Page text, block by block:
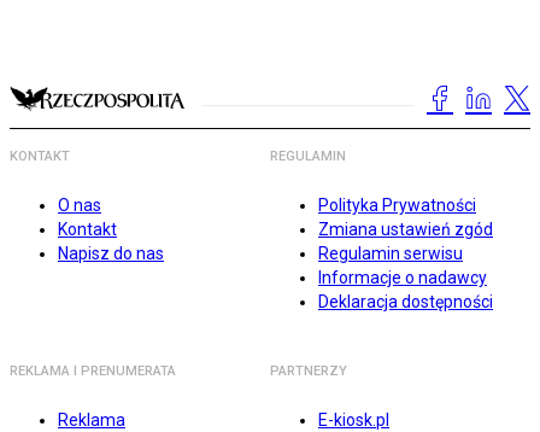
KONTAKT
O nas
Kontakt
Napisz do nas
REGULAMIN
Polityka Prywatności
Zmiana ustawień zgód
Regulamin serwisu
Informacje o nadawcy
Deklaracja dostępności
REKLAMA I PRENUMERATA
Reklama
PARTNERZY
E-kiosk.pl